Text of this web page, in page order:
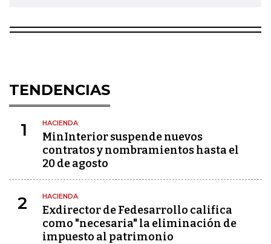
TENDENCIAS
1 HACIENDA
MinInterior suspende nuevos
contratos y nombramientos hasta el
20 de agosto
2 HACIENDA
Exdirector de Fedesarrollo califica
como "necesaria" la eliminación de
impuesto al patrimonio